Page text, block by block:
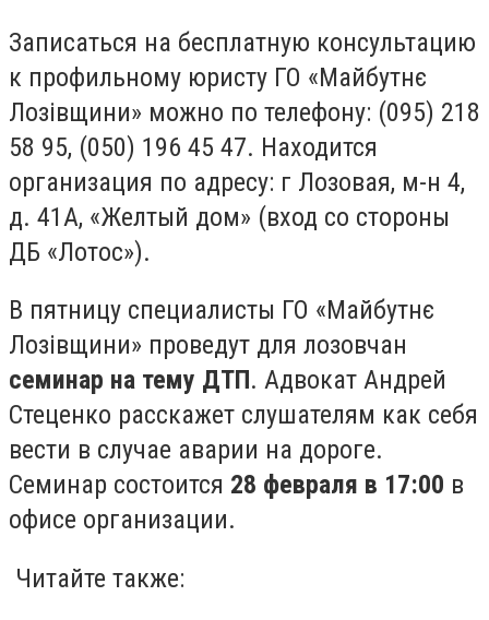
Записаться на бесплатную консультацию
к профильному юристу ГО «Майбутнє
Лозівщини» можно по телефону: (095) 218
58 95, (050) 196 45 47. Находится
организация по адресу: г Лозовая, м-н 4,
д. 41А, «Желтый дом» (вход со стороны
ДБ «Лотос»).
В пятницу специалисты ГО «Майбутнє
Лозівщини» проведут для лозовчан
семинар на тему ДТП. Адвокат Андрей
Стеценко расскажет слушателям как себя
вести в случае аварии на дороге.
Семинар состоится 28 февраля в 17:00 в
офисе организации.
Читайте также: